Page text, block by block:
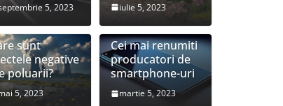
5, 2023 iulie 5, 2023
sunt
negative
poluarii?
5, 2023
Cei mai renumiti
producatori de
smartphone-uri
martie 5, 2023